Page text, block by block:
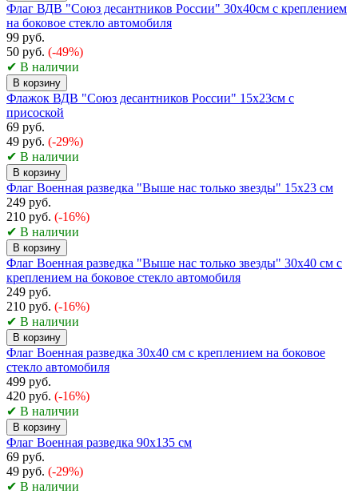
Флаг ВДВ "Союз десантников России" 30х40см с креплением
на боковое стекло автомобиля
99 руб.
50 руб. (-49%)
✔ В наличии
В корзину
Флажок ВДВ "Союз десантников России" 15х23см с
присоской
69 руб.
49 руб. (-29%)
✔ В наличии
В корзину
Флаг Военная разведка "Выше нас только звезды" 15х23 см
249 руб.
210 руб. (-16%)
✔ В наличии
В корзину
Флаг Военная разведка "Выше нас только звезды" 30х40 см с
креплением на боковое стекло автомобиля
249 руб.
210 руб. (-16%)
✔ В наличии
В корзину
Флаг Военная разведка 30х40 см с креплением на боковое
стекло автомобиля
499 руб.
420 руб. (-16%)
✔ В наличии
В корзину
Флаг Военная разведка 90х135 см
69 руб.
49 руб. (-29%)
✔ В наличии